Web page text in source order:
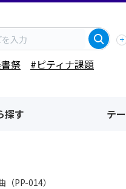
祭
#ピティナ課題
探す テ
PP-014）